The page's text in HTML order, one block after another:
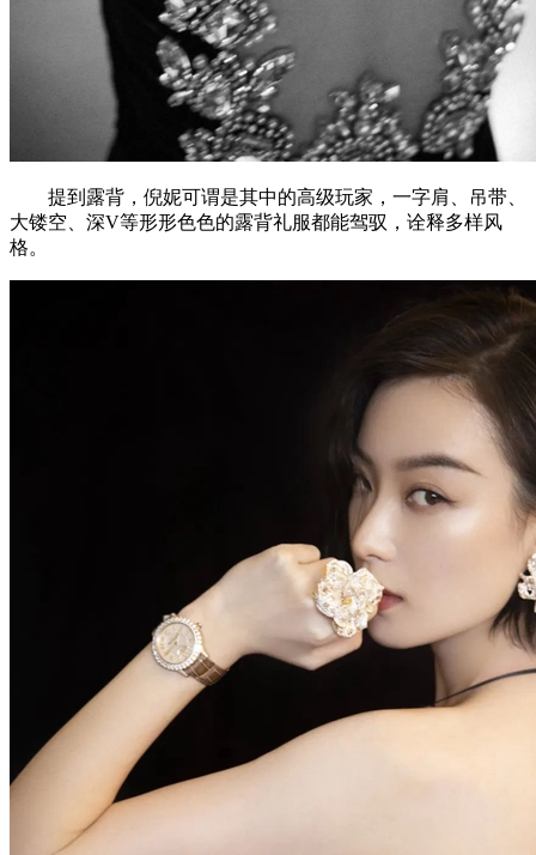
提到露背，倪妮可谓是其中的高级玩家，一字肩、吊带、
大镂空、深V等形形色色的露背礼服都能驾驭，诠释多样风
格。